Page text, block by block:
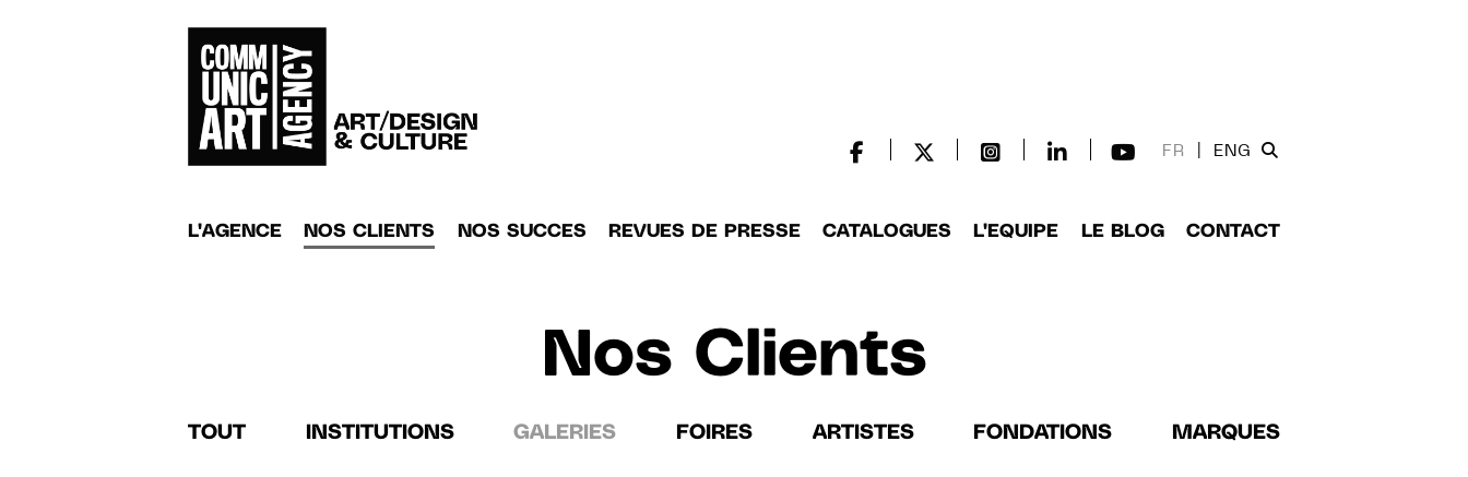
FR ENG
L'AGENCE NOS CLIENTS NOS SUCCES REVUES DE PRESSE CATALOGUES L'EQUIPE LE BLOG CONTACT
Nos Clients
TOUT INSTITUTIONS GALERIES FOIRES ARTISTES FONDATIONS MARQUES